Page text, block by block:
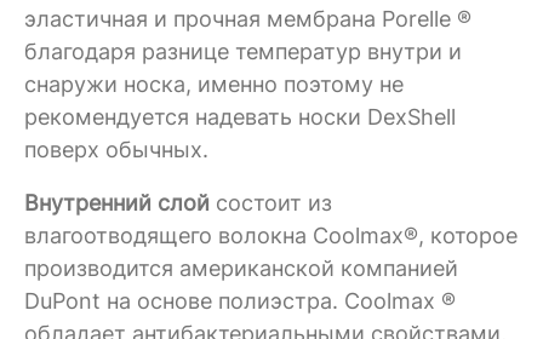
эластичная и прочная мембрана Porelle ®
благодаря разнице температур внутри и
снаружи носка, именно поэтому не
рекомендуется надевать носки DexShell
поверх обычных.
Внутренний слой состоит из
влагоотводящего волокна Coolmax®, которое
производится американской компанией
DuPont на основе полиэстра. Coolmax ®
обладает антибактериальными свойствами,